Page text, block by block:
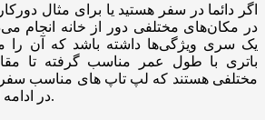
اگر دائما در سفر هستید یا برای مثال
در مکان‌های مختلفی دور از خانه انجام
یک سری ویژگی‌ها داشته باشد که آن را
باتری با طول عمر مناسب گرفته تا
مختلفی هستند که لپ تاپ های مناسب سفر
در ادامه این ویژگی‌ها را می‌بینید.